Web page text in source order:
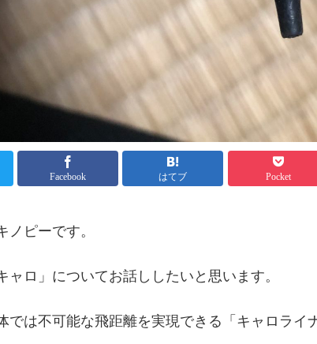
Facebook はてブ Pocket
ノピーです。
ャロ」についてお話ししたいと思います。
では不可能な飛距離を実現できる「キャロライ